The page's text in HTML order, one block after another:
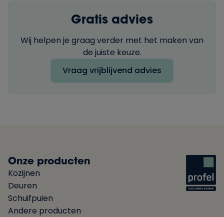
Gratis advies
Wij helpen je graag verder met het maken van
de juiste keuze.
Vraag vrijblijvend advies
Onze producten
Kozijnen
Deuren
Schuifpuien
Andere producten